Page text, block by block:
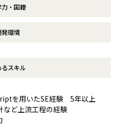
・国籍
発環境
るスキル
を用いたSE経験 5年以上
など上流工程の経験